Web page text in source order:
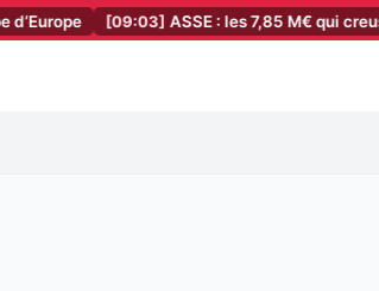
[09:03] ASSE : les 7,85 M€ qui creusent